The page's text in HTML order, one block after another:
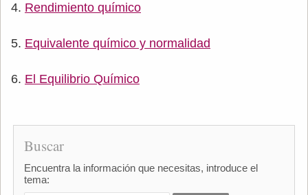
Rendimiento químico
Equivalente químico y normalidad
El Equilibrio Químico
Buscar
Encuentra la información que necesitas, introduce el
tema: